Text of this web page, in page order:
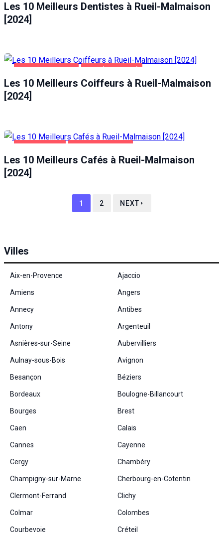
Les 10 Meilleurs Dentistes à Rueil-Malmaison
[2024]
Les 10 Meilleurs Coiffeurs à Rueil-Malmaison
[2024]
Les 10 Meilleurs Cafés à Rueil-Malmaison
[2024]
1 2 NEXT
Villes
Aix-en-Provence Ajaccio
Amiens Angers
Annecy Antibes
Antony Argenteuil
Asnières-sur-Seine Aubervilliers
Aulnay-sous-Bois Avignon
Besançon Béziers
Bordeaux Boulogne-Billancourt
Bourges Brest
Caen Calais
Cannes Cayenne
Cergy Chambéry
Champigny-sur-Marne Cherbourg-en-Cotentin
Clermont-Ferrand Clichy
Colmar Colombes
Courbevoie Créteil
lorsque vous
visitez notre
site, vous
voir du
contenu et des
personnalisés.